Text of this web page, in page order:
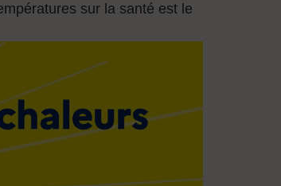
sur la santé est le